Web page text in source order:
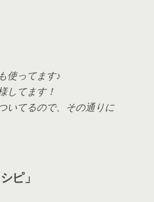
使ってます♪
してます！
いてるので、その通りに
ピ」